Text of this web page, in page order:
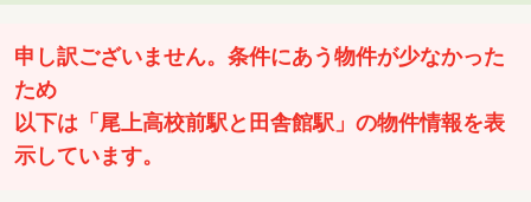
申し訳ございません。条件にあう物件が少なかった
ため
以下は「尾上高校前駅と田舎館駅」の物件情報を表
示しています。